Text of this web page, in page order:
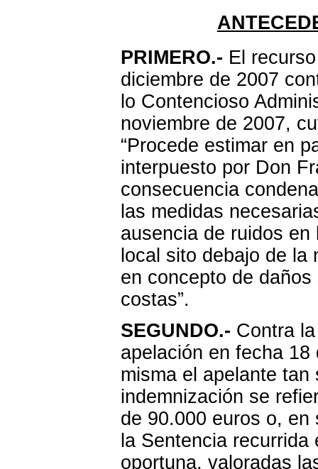
PRIMERO.- El
diciembre de 2007
lo Contencioso
noviembre de 2007,
“Procede estimar en
interpuesto por Don
consecuencia
las medidas
ausencia de ruidos
local sito debajo de
en concepto de
costas”.
SEGUNDO.- Contra
apelación en fecha
misma el apelante
indemnización se
de 90.000 euros o,
la Sentencia
oportuna, valoradas